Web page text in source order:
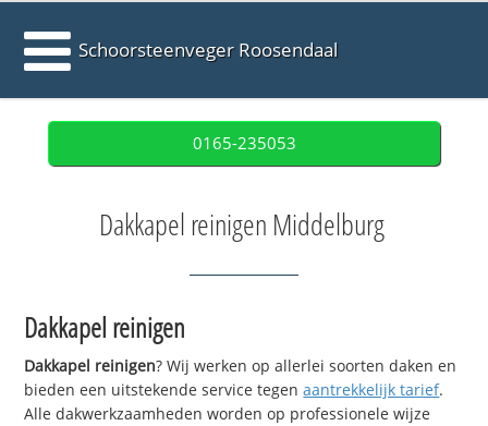
Schoorsteenveger Roosendaal
0165-235053
Dakkapel reinigen Middelburg
Dakkapel reinigen
Dakkapel reinigen? Wij werken op allerlei soorten daken en
bieden een uitstekende service tegenaantrekkelijk tarief.
Alle dakwerkzaamheden worden op professionele wijze